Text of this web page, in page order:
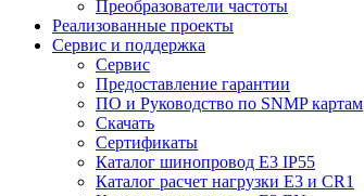
Преобразователи частоты
Реализованные проекты
Сервис и поддержка
Сервис
Предоставление гарантии
ПО и Руководство по SNMP картам
Скачать
Сертификаты
Каталог шинопровод E3 IP55
Каталог расчет нагрузки Е3 и CR1